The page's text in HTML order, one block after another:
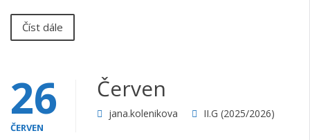
Číst dále
26
ČERVEN
Červen
jana.kolenikova II.G (2025/2026)